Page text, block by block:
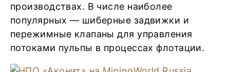
производствах. В числе наиболее
популярных — шиберные задвижки и
пережимные клапаны для управления
потоками пульпы в процессах флотации.